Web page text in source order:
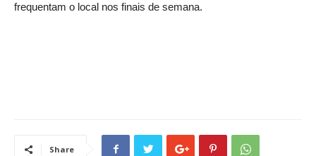
frequentam o local nos finais de semana.
Share